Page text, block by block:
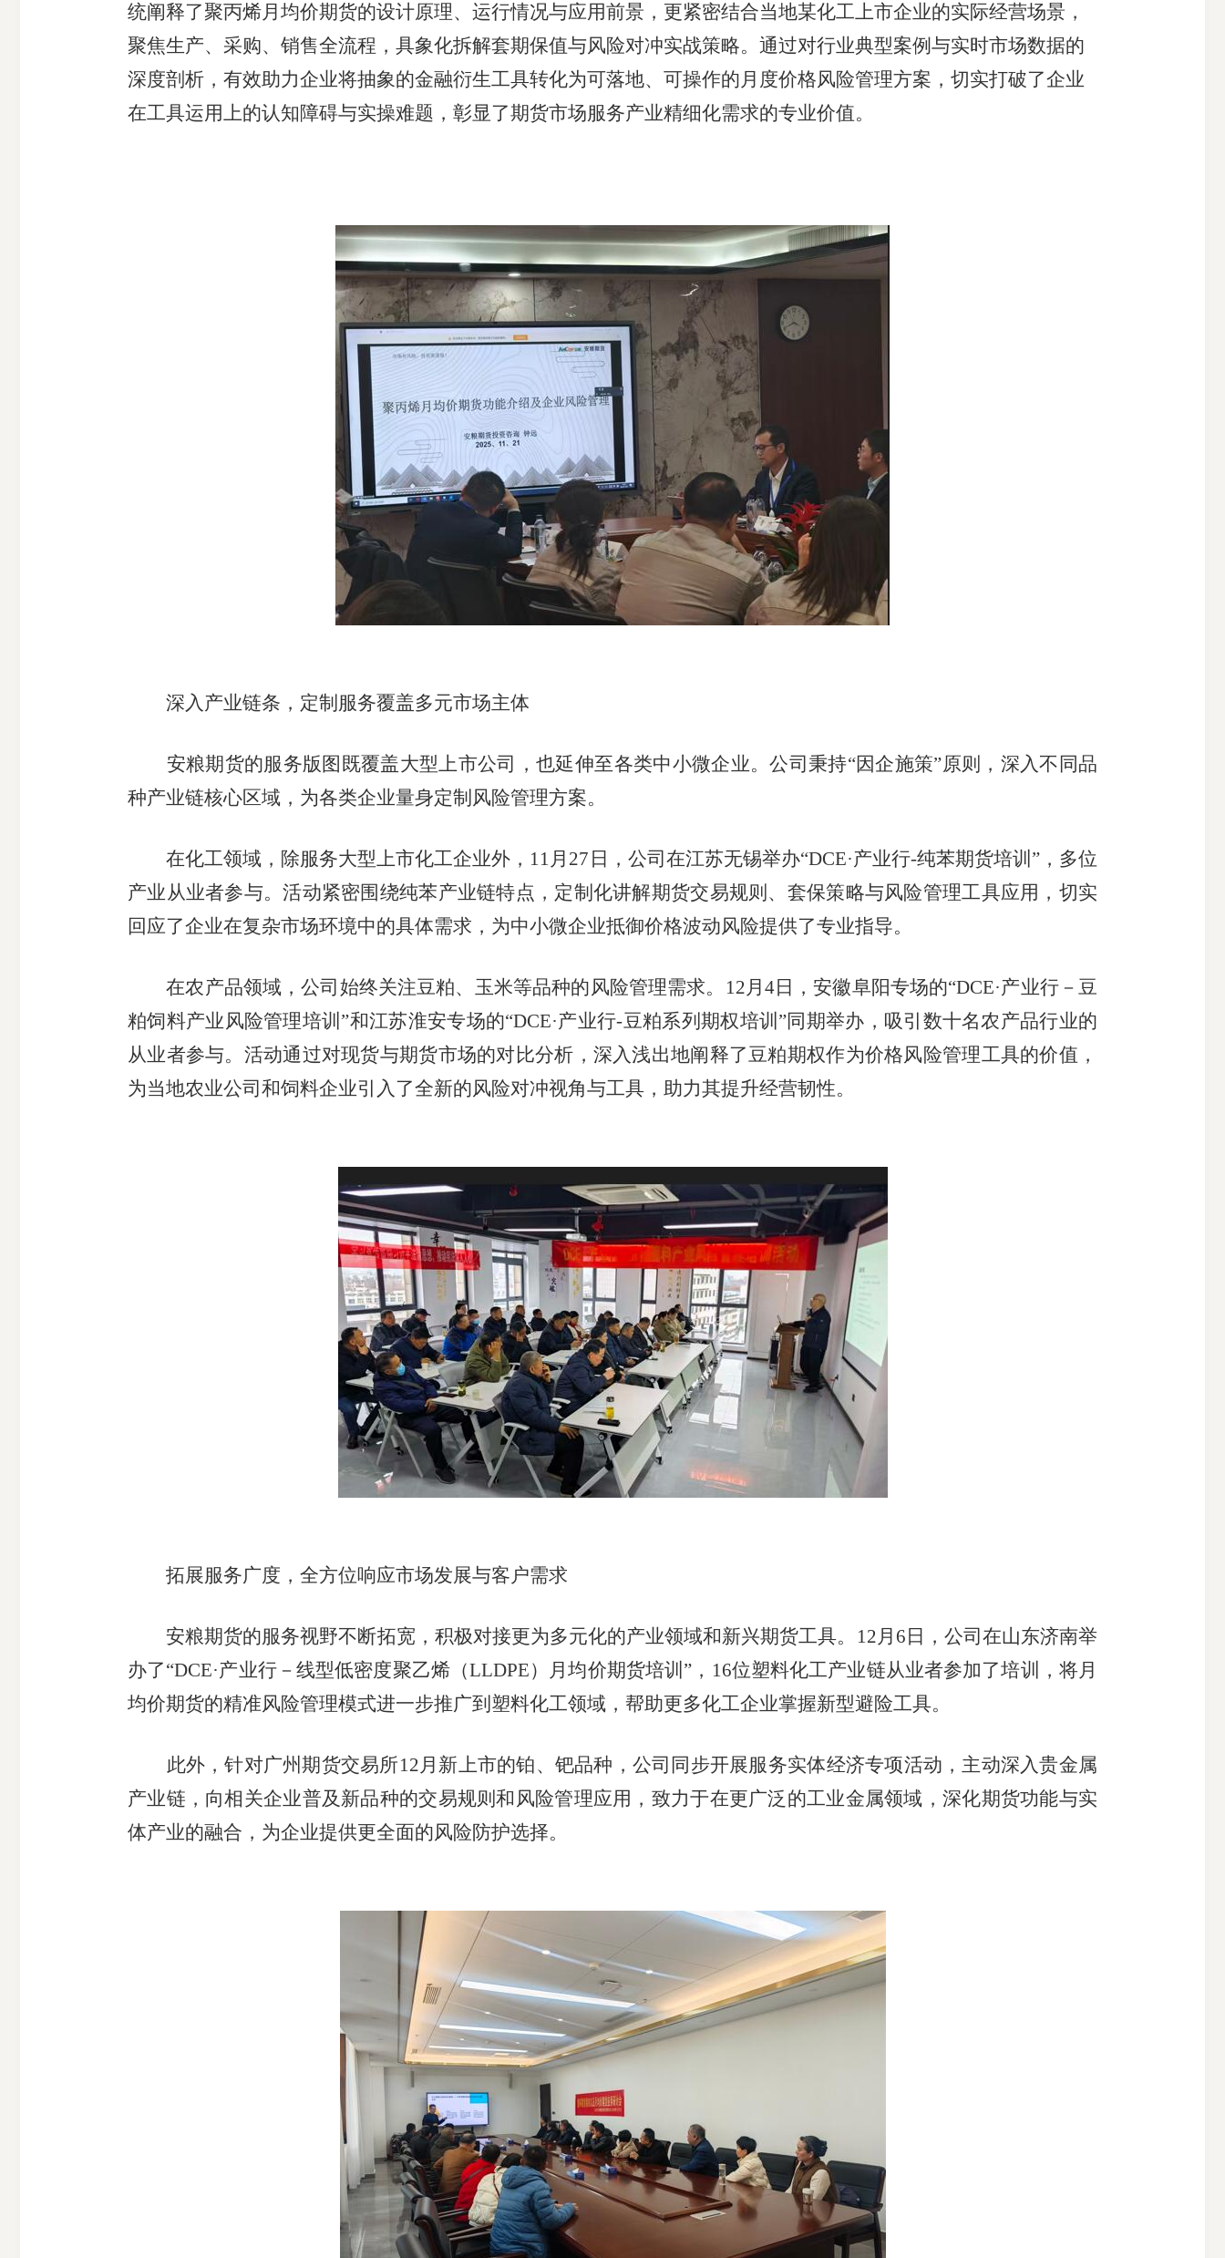
统阐释了聚丙烯月均价期货的设计原理、运行情况与应用前景，更紧密结合当地某化工上市企业的实际经营场景，
聚焦生产、采购、销售全流程，具象化拆解套期保值与风险对冲实战策略。通过对行业典型案例与实时市场数据的
深度剖析，有效助力企业将抽象的金融衍生工具转化为可落地、可操作的月度价格风险管理方案，切实打破了企业
在工具运用上的认知障碍与实操难题，彰显了期货市场服务产业精细化需求的专业价值。
深入产业链条，定制服务覆盖多元市场主体
安粮期货的服务版图既覆盖大型上市公司，也延伸至各类中小微企业。公司秉持“因企施策”原则，深入不同品
种产业链核心区域，为各类企业量身定制风险管理方案。
在化工领域，除服务大型上市化工企业外， 11月 27 日，公司在江苏无锡举办“DCE·产业行-纯苯期货培训”，多位
产业从业者参与。活动紧密围绕纯苯产业链特点，定制化讲解期货交易规则、套保策略与风险管理工具应用，切实
回应了企业在复杂市场环境中的具体需求，为中小微企业抵御价格波动风险提供了专业指导。
在农产品领域，公司始终关注豆粕、玉米等品种的风险管理需求。 12月 4日，安徽阜阳专场的“DCE·产业行－豆
粕饲料产业风险管理培训”和江苏淮安专场的“DCE·产业行-豆粕系列期权培训”同期举办，吸引数十名农产品行业的
从业者参与。活动通过对现货与期货市场的对比分析，深入浅出地阐释了豆粕期权作为价格风险管理工具的价值，
为当地农业公司和饲料企业引入了全新的风险对冲视角与工具，助力其提升经营韧性。
拓展服务广度，全方位响应市场发展与客户需求
安粮期货的服务视野不断拓宽，积极对接更为多元化的产业领域和新兴期货工具。 12月 6 日，公司在山东济南举
办了“DCE·产业行－线型低密度聚乙烯（LLDPE）月均价期货培训”， 16位塑料化工产业链从业者参加了培训，将月
均价期货的精准风险管理模式进一步推广到塑料化工领域，帮助更多化工企业掌握新型避险工具。
此外，针对广州期货交易所12月新上市的铂、钯品种，公司同步开展服务实体经济专项活动，主动深入贵金属
产业链，向相关企业普及新品种的交易规则和风险管理应用，致力于在更广泛的工业金属领域，深化期货功能与实
体产业的融合，为企业提供更全面的风险防护选择。